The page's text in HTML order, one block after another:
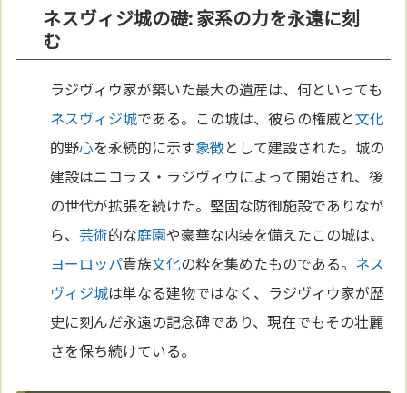
ネスヴィジ城の礎: 家系の力を永遠に刻
む
ラジヴィウ家が築いた最大の遺産は、何といっても
ネスヴィジ城である。この城は、彼らの権威と文化
的野心を永続的に示す象徴として建設された。城の
建設はニコラス・ラジヴィウによって開始され、後
の世代が拡張を続けた。堅固な防御施設でありなが
ら、芸術的な庭園や豪華な内装を備えたこの城は、
ヨーロッパ貴族文化の粋を集めたものである。 ネス
ヴィジ城は単なる建物ではなく、ラジヴィウ家が歴
史に刻んだ永遠の記念碑であり、現在でもその壮麗
さを保ち続けている。